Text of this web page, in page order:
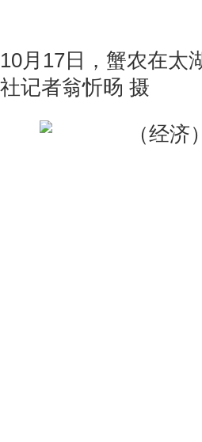
10月17日，蟹农在太
社记者翁忻旸 摄